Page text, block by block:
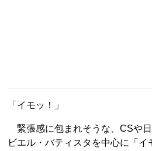
「イモッ！」
緊張感に包まれそうな、CSや
ビエル・バティスタを中心に「